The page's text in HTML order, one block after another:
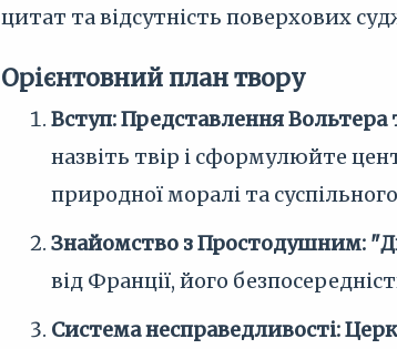
цитат та відсутність поверхових
Орієнтовний план твору
Вступ: Представлення Вольтера
назвіть твір і сформулюйте
природної моралі та
Знайомство з Простодушним:
від Франції, його
Система несправедливості: